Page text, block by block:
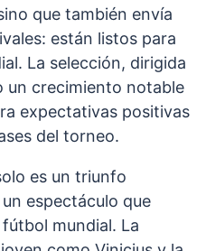
que también envía
están listos para
La selección, dirigida
un crecimiento notable
expectativas positivas
del torneo.
es un triunfo
espectáculo que
mundial. La